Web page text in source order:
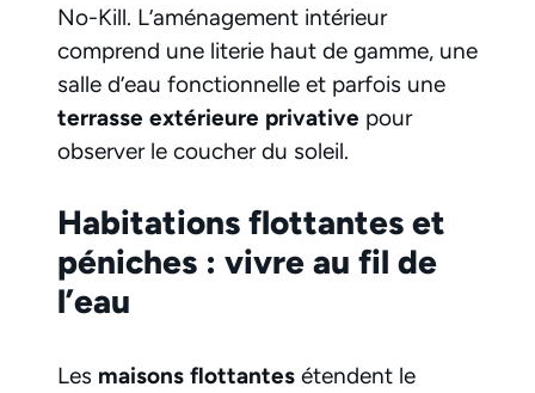
No-Kill. L’aménagement intérieur
comprend une literie haut de gamme, une
salle d’eau fonctionnelle et parfois une
terrasse extérieure privative pour
observer le coucher du soleil.
Habitations flottantes et
péniches : vivre au fil de
l’eau
Les maisons flottantes étendent le